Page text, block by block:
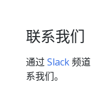
联系我们
通过 Slack频道
系我们。